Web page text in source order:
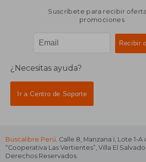
Suscríbete para recibir
promociones
¿Necesitas ayuda?
Ir a Centro de Soporte
Buscalibre Perú. Calle 8, Manzana I, Lote 1-A
“Cooperativa Las Vertientes”, Villa El
Derechos Reservados.